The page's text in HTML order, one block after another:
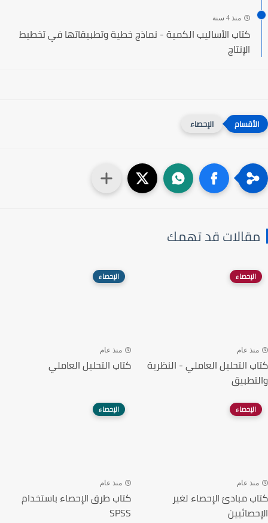
منذ 4 سنة
كتاب الأساليب الكمية - نماذج خطية وتطبيقاتها في تخطيط
الإنتاج
الإحصاء
مقالات قد تهمك
الإحصاء
منذ عام
كتاب التحليل العاملي - النظرية
والتطبيق
الإحصاء
منذ عام
كتاب التحليل العاملي
الإحصاء
منذ عام
كتاب مبادئ الإحصاء لغير
الإحصائيين
الإحصاء
منذ عام
كتاب طرق الإحصاء باستخدام
SPSS